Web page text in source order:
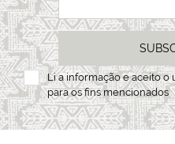
Li a informaçãoe aceito o
para os fins mencionados